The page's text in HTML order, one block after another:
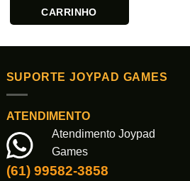
CARRINHO
SUPORTE JOYPAD GAMES
ATENDIMENTO
Atendimento Joypad
Games
(61) 99582-3858